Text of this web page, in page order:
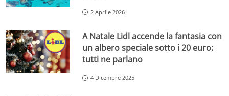
2 Aprile 2026
A Natale Lidl accende la fantasia con
un albero speciale sotto i 20 euro:
tutti ne parlano
4 Dicembre 2025